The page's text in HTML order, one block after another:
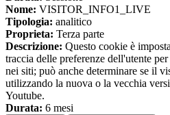
Nome: VISITOR_INFO1_LIVE
Tipologia: analitico
Proprieta: Terza parte
Descrizione: Questo cookie è
traccia delle preferenze dell'utente
nei siti; può anche determinare se il
utilizzando la nuova o la vecchia
Youtube.
Durata: 6 mesi